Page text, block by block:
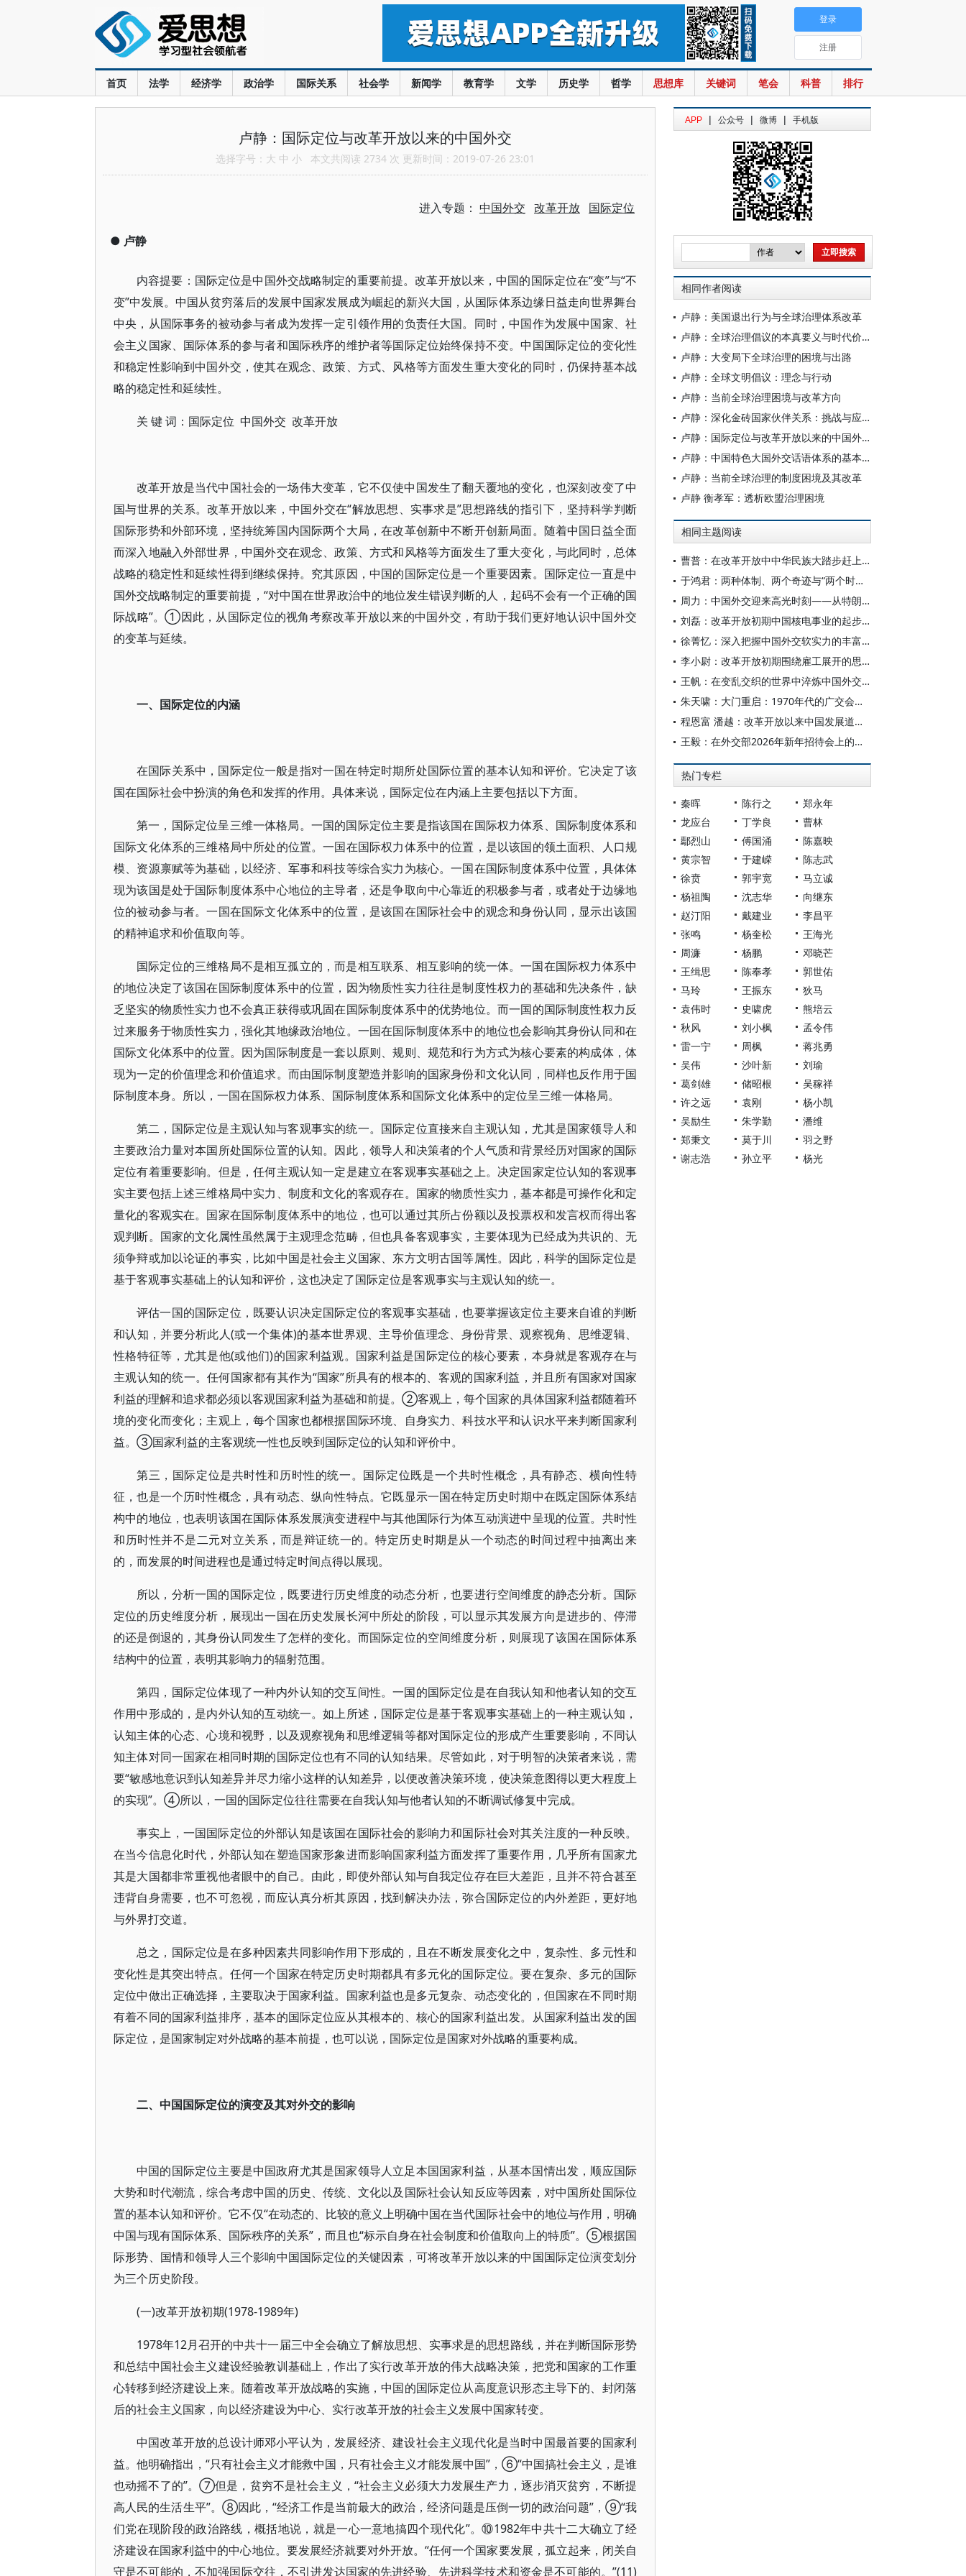
首页 法学 经济学 政治学 国际关系 社会学 新闻学 教育学 文学 历史学 哲学 思想库 关键词 笔会 科普 排行
登录
注册
卢静：国际定位与改革开放以来的中国外交
选择字号： 大 中 小 本文共阅读 2734 次 更新时间：2019-07-26 23:01
进入专题： 中国外交 改革开放 国际定位
● 卢静
内容提要：国际定位是中国外交战略制定的重要前提。改革开放以来，中国的国际定位在“变”与“不
变”中发展。中国从贫穷落后的发展中国家发展成为崛起的新兴大国，从国际体系边缘日益走向世界舞台
中央，从国际事务的被动参与者成为发挥一定引领作用的负责任大国。同时，中国作为发展中国家、社
会主义国家、国际体系的参与者和国际秩序的维护者等国际定位始终保持不变。中国国际定位的变化性
和稳定性影响到中国外交，使其在观念、政策、方式、风格等方面发生重大变化的同时，仍保持基本战
略的稳定性和延续性。
关 键 词：国际定位 中国外交 改革开放
改革开放是当代中国社会的一场伟大变革，它不仅使中国发生了翻天覆地的变化，也深刻改变了中
国与世界的关系。改革开放以来，中国外交在“解放思想、实事求是”思想路线的指引下，坚持科学判断
国际形势和外部环境，坚持统筹国内国际两个大局，在改革创新中不断开创新局面。随着中国日益全面
而深入地融入外部世界，中国外交在观念、政策、方式和风格等方面发生了重大变化，与此同时，总体
战略的稳定性和延续性得到继续保持。究其原因，中国的国际定位是一个重要因素。国际定位一直是中
国外交战略制定的重要前提，“对中国在世界政治中的地位发生错误判断的人，起码不会有一个正确的国
际战略”。①因此，从国际定位的视角考察改革开放以来的中国外交，有助于我们更好地认识中国外交
的变革与延续。
一、国际定位的内涵
在国际关系中，国际定位一般是指对一国在特定时期所处国际位置的基本认知和评价。它决定了该
国在国际社会中扮演的角色和发挥的作用。具体来说，国际定位在内涵上主要包括以下方面。
第一，国际定位呈三维一体格局。一国的国际定位主要是指该国在国际权力体系、国际制度体系和
国际文化体系的三维格局中所处的位置。一国在国际权力体系中的位置，是以该国的领土面积、人口规
模、资源禀赋等为基础，以经济、军事和科技等综合实力为核心。一国在国际制度体系中位置，具体体
现为该国是处于国际制度体系中心地位的主导者，还是争取向中心靠近的积极参与者，或者处于边缘地
位的被动参与者。一国在国际文化体系中的位置，是该国在国际社会中的观念和身份认同，显示出该国
的精神追求和价值取向等。
国际定位的三维格局不是相互孤立的，而是相互联系、相互影响的统一体。一国在国际权力体系中
的地位决定了该国在国际制度体系中的位置，因为物质性实力往往是制度性权力的基础和先决条件，缺
乏坚实的物质性实力也不会真正获得或巩固在国际制度体系中的优势地位。而一国的国际制度性权力反
过来服务于物质性实力，强化其地缘政治地位。一国在国际制度体系中的地位也会影响其身份认同和在
国际文化体系中的位置。因为国际制度是一套以原则、规则、规范和行为方式为核心要素的构成体，体
现为一定的价值理念和价值追求。而由国际制度塑造并影响的国家身份和文化认同，同样也反作用于国
际制度本身。所以，一国在国际权力体系、国际制度体系和国际文化体系中的定位呈三维一体格局。
第二，国际定位是主观认知与客观事实的统一。国际定位直接来自主观认知，尤其是国家领导人和
主要政治力量对本国所处国际位置的认知。因此，领导人和决策者的个人气质和背景经历对国家的国际
定位有着重要影响。但是，任何主观认知一定是建立在客观事实基础之上。决定国家定位认知的客观事
实主要包括上述三维格局中实力、制度和文化的客观存在。国家的物质性实力，基本都是可操作化和定
量化的客观实在。国家在国际制度体系中的地位，也可以通过其所占份额以及投票权和发言权而得出客
观判断。国家的文化属性虽然属于主观理念范畴，但也具备客观事实，主要体现为已经成为共识的、无
须争辩或加以论证的事实，比如中国是社会主义国家、东方文明古国等属性。因此，科学的国际定位是
基于客观事实基础上的认知和评价，这也决定了国际定位是客观事实与主观认知的统一。
评估一国的国际定位，既要认识决定国际定位的客观事实基础，也要掌握该定位主要来自谁的判断
和认知，并要分析此人(或一个集体)的基本世界观、主导价值理念、身份背景、观察视角、思维逻辑、
性格特征等，尤其是他(或他们)的国家利益观。国家利益是国际定位的核心要素，本身就是客观存在与
主观认知的统一。任何国家都有其作为“国家”所具有的根本的、客观的国家利益，并且所有国家对国家
利益的理解和追求都必须以客观国家利益为基础和前提。②客观上，每个国家的具体国家利益都随着环
境的变化而变化；主观上，每个国家也都根据国际环境、自身实力、科技水平和认识水平来判断国家利
益。③国家利益的主客观统一性也反映到国际定位的认知和评价中。
第三，国际定位是共时性和历时性的统一。国际定位既是一个共时性概念，具有静态、横向性特
征，也是一个历时性概念，具有动态、纵向性特点。它既显示一国在特定历史时期中在既定国际体系结
构中的地位，也表明该国在国际体系发展演变进程中与其他国际行为体互动演进中呈现的位置。共时性
和历时性并不是二元对立关系，而是辩证统一的。特定历史时期是从一个动态的时间过程中抽离出来
的，而发展的时间进程也是通过特定时间点得以展现。
所以，分析一国的国际定位，既要进行历史维度的动态分析，也要进行空间维度的静态分析。国际
定位的历史维度分析，展现出一国在历史发展长河中所处的阶段，可以显示其发展方向是进步的、停滞
的还是倒退的，其身份认同发生了怎样的变化。而国际定位的空间维度分析，则展现了该国在国际体系
结构中的位置，表明其影响力的辐射范围。
第四，国际定位体现了一种内外认知的交互间性。一国的国际定位是在自我认知和他者认知的交互
作用中形成的，是内外认知的互动统一。如上所述，国际定位是基于客观事实基础上的一种主观认知，
认知主体的心态、心境和视野，以及观察视角和思维逻辑等都对国际定位的形成产生重要影响，不同认
知主体对同一国家在相同时期的国际定位也有不同的认知结果。尽管如此，对于明智的决策者来说，需
要“敏感地意识到认知差异并尽力缩小这样的认知差异，以便改善决策环境，使决策意图得以更大程度上
的实现”。④所以，一国的国际定位往往需要在自我认知与他者认知的不断调试修复中完成。
事实上，一国国际定位的外部认知是该国在国际社会的影响力和国际社会对其关注度的一种反映。
在当今信息化时代，外部认知在塑造国家形象进而影响国家利益方面发挥了重要作用，几乎所有国家尤
其是大国都非常重视他者眼中的自己。由此，即使外部认知与自我定位存在巨大差距，且并不符合甚至
违背自身需要，也不可忽视，而应认真分析其原因，找到解决办法，弥合国际定位的内外差距，更好地
与外界打交道。
总之，国际定位是在多种因素共同影响作用下形成的，且在不断发展变化之中，复杂性、多元性和
变化性是其突出特点。任何一个国家在特定历史时期都具有多元化的国际定位。要在复杂、多元的国际
定位中做出正确选择，主要取决于国家利益。国家利益也是多元复杂、动态变化的，但国家在不同时期
有着不同的国家利益排序，基本的国际定位应从其根本的、核心的国家利益出发。从国家利益出发的国
际定位，是国家制定对外战略的基本前提，也可以说，国际定位是国家对外战略的重要构成。
二、中国国际定位的演变及其对外交的影响
中国的国际定位主要是中国政府尤其是国家领导人立足本国国家利益，从基本国情出发，顺应国际
大势和时代潮流，综合考虑中国的历史、传统、文化以及国际社会认知反应等因素，对中国所处国际位
置的基本认知和评价。它不仅“在动态的、比较的意义上明确中国在当代国际社会中的地位与作用，明确
中国与现有国际体系、国际秩序的关系”，而且也“标示自身在社会制度和价值取向上的特质”。⑤根据国
际形势、国情和领导人三个影响中国国际定位的关键因素，可将改革开放以来的中国国际定位演变划分
为三个历史阶段。
(一)改革开放初期(1978-1989年)
1978年12月召开的中共十一届三中全会确立了解放思想、实事求是的思想路线，并在判断国际形势
和总结中国社会主义建设经验教训基础上，作出了实行改革开放的伟大战略决策，把党和国家的工作重
心转移到经济建设上来。随着改革开放战略的实施，中国的国际定位从高度意识形态主导下的、封闭落
后的社会主义国家，向以经济建设为中心、实行改革开放的社会主义发展中国家转变。
中国改革开放的总设计师邓小平认为，发展经济、建设社会主义现代化是当时中国最首要的国家利
益。他明确指出，“只有社会主义才能救中国，只有社会主义才能发展中国”，⑥“中国搞社会主义，是谁
也动摇不了的”。⑦但是，贫穷不是社会主义，“社会主义必须大力发展生产力，逐步消灭贫穷，不断提
高人民的生活生平”。⑧因此，“经济工作是当前最大的政治，经济问题是压倒一切的政治问题”，⑨“我
们党在现阶段的政治路线，概括地说，就是一心一意地搞四个现代化”。⑩1982年中共十二大确立了经
济建设在国家利益中的中心地位。要发展经济就要对外开放。“任何一个国家要发展，孤立起来，闭关自
守是不可能的，不加强国际交往，不引进发达国家的先进经验、先进科学技术和资金是不可能的。”(11)
APP | 公众号 | 微博 | 手机版
相同作者阅读
卢静：美国退出行为与全球治理体系改革
卢静：全球治理倡议的本真要义与时代价值
卢静：大变局下全球治理的困境与出路
卢静：全球文明倡议：理念与行动
卢静：当前全球治理困境与改革方向
卢静：深化金砖国家伙伴关系：挑战与应对
卢静：国际定位与改革开放以来的中国外交
卢静：中国特色大国外交话语体系的基本特征
卢静：当前全球治理的制度困境及其改革
卢静 衡孝军：透析欧盟治理困境
相同主题阅读
曹普：在改革开放中中华民族大踏步赶上时代——改革开放和社会主义现代化建设的伟大成就
于鸿君：两种体制、两个奇迹与“两个时期互不否定”
周力：中国外交迎来高光时刻——从特朗普访华看中美关系新定位与新气象
刘磊：改革开放初期中国核电事业的起步与中美核能合作
徐菁忆：深入把握中国外交软实力的丰富意蕴
李小尉：改革开放初期围绕雇工展开的思想论争及其意义
王帆：在变乱交织的世界中淬炼中国外交的亮色
朱天啸：大门重启：1970年代的广交会与中美贸易
程恩富 潘越：改革开放以来中国发展道路的经济实践、历史经验与未来进路
王毅：在外交部2026年新年招待会上的致辞
热门专栏
秦晖 陈行之
郑永年
龙应台
丁学良
曹林
鄢烈山
傅国涌
陈嘉映
黄宗智
于建嵘
陈志武
徐贲
郭宇宽
马立诚
杨祖陶
沈志华
向继东
赵汀阳
戴建业
李昌平
张鸣
杨奎松
王海光
周濂
杨鹏
邓晓芒
王缉思
陈奉孝
郭世佑
马玲
王振东
狄马
袁伟时
史啸虎
熊培云
秋风
刘小枫
孟令伟
雷一宁
周枫
蒋兆勇
吴伟
沙叶新
刘瑜
葛剑雄
储昭根
吴稼祥
许之远
袁刚
杨小凯
吴励生
朱学勤
潘维
郑秉文
莫于川
羽之野
谢志浩
孙立平 杨光